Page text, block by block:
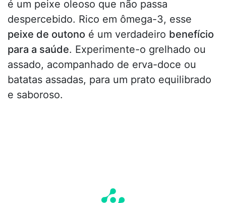
é um peixe oleoso que não passa
despercebido. Rico em ômega-3, esse
peixe de outono é um verdadeiro benefício
para a saúde. Experimente-o grelhado ou
assado, acompanhado de erva-doce ou
batatas assadas, para um prato equilibrado
e saboroso.